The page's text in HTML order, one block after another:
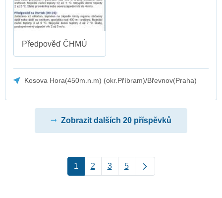
Předpověď ČHMÚ
Kosova Hora(450m.n.m) (okr.Příbram)/Břevnov(Praha)
Zobrazit dalších 20 příspěvků
1 2 3 5